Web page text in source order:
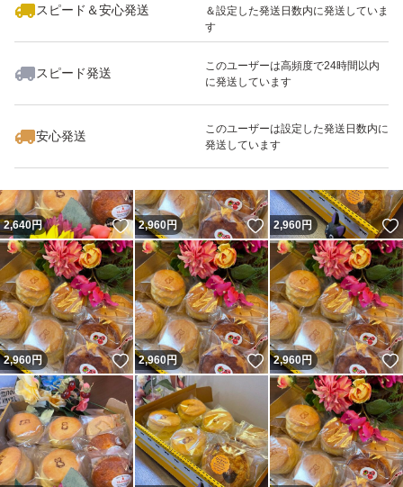
スピード＆安心発送
＆設定した発送日数内に発送していま
す
スピード発送
このユーザーは高頻度で24時間以内
に発送しています
安心発送
このユーザーは設定した発送日数内に
発送しています
いいね！
2,960
2,640円 いいね！
2,960円 いいね！
2,960円
2,960円 いいね！
2,960円 いいね！
2,960円